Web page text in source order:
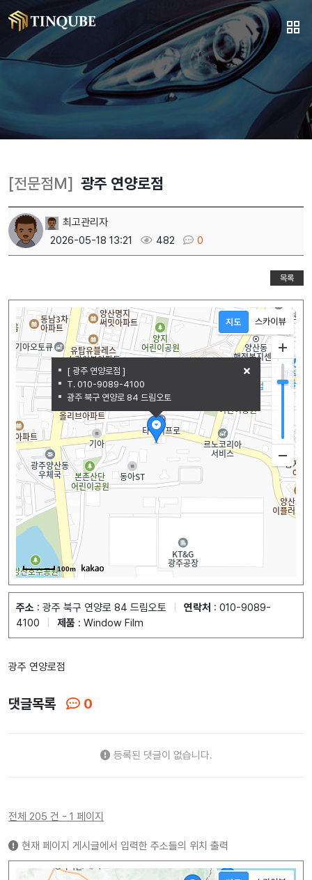
[전문점M] 광주 연양로점
최고관리자
2026-05-18 13:21
482 0
목록
[ 광주 연양로점 ]
T. 010-9089-4100
광주 북구 연양로 84 드림오토
100m
주소 : 광주 북구 연양로 84 드림오토 연락처 : 010-9089-
4100
제품 : Window Film
광주 연양로점
댓글목록 0
등록된 댓글이 없습니다.
전체 205 건 - 1 페이지
현재 페이지 게시글에서 입력한 주소들의 위치 출력